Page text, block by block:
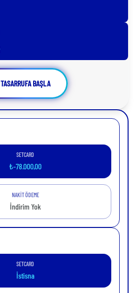
TASARRUFA BAŞLA
SETCARD
₺-78.000,00
NAKİT ÖDEME
İndirim Yok
SETCARD
İstisna